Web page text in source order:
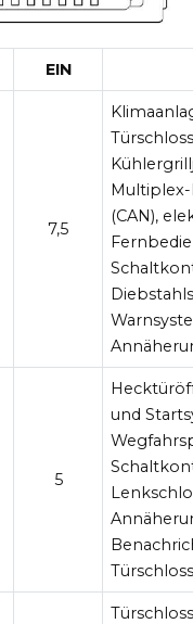
EIN
7,5
(CAN),
5
und